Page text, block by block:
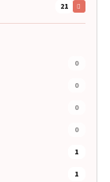
21
0
0
0
0
1
1